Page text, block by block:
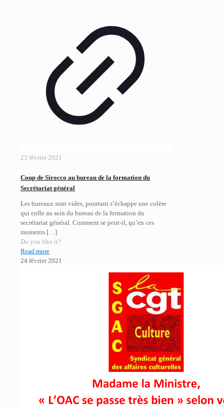
25 février 2021
Coup de Sirocco au bureau de la formation du
Secrétariat général
Les bureaux sont vides, pourtant s’échappe une colère
qui enfle au sein du bureau de la formation du
secrétariat général. Comment se peut-il, qu’en ces
moments […]
Do you like it?
Read more
24 février 2021